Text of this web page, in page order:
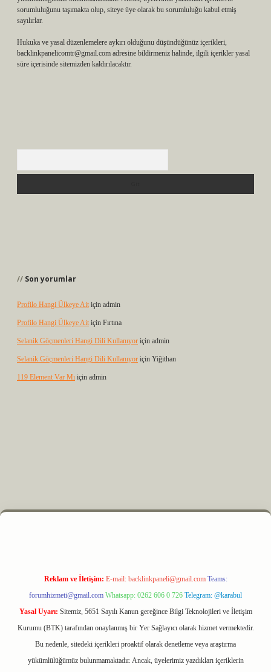
sorumluluğunu taşımakta olup, siteye üye olarak bu sorumluluğu kabul etmiş
sayılırlar.
Hukuka ve yasal düzenlemelere aykırı olduğunu düşündüğünüz içerikleri,
backlinkpanelicomtr@gmail.com adresine bildirmeniz halinde, ilgili içerikler yasal
süre içerisinde sitemizden kaldırılacaktır.
Son yorumlar
Profilo Hangi Ülkeye Ait için admin
Profilo Hangi Ülkeye Ait için Fırtına
Selanik Göçmenleri Hangi Dili Kullanıyor için admin
Selanik Göçmenleri Hangi Dili Kullanıyor için Yiğithan
119 Element Var Mı için admin
m elexbet
Reklam ve İletişim: E-mail: backlinkpaneli@gmail.com Teams:
forumhizmeti@gmail.com Whatsapp: 0262 606 0 726 Telegram: @karabul
Yasal Uyarı: Sitemiz, 5651 Sayılı Kanun gereğince Bilgi Teknolojileri ve İletişim
Kurumu (BTK) tarafından onaylanmış bir Yer Sağlayıcı olarak hizmet vermektedir.
Bu nedenle, sitedeki içerikleri proaktif olarak denetleme veya araştırma
yükümlülüğümüz bulunmamaktadır. Ancak, üyelerimiz yazdıkları içeriklerin